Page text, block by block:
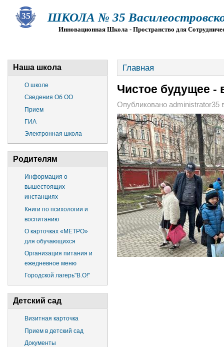
ШКОЛА № 35
Инновационная Школа - Пространство для
Наша школа
О школе
Сведения Об ОО
Прием
ГИА
Электронная школа
Родителям
Информация о
вышестоящих
инстанциях
Книги по психологии и
воспитанию
О карточках «МЕТРО»
для обучающихся
Организация питания и
ежедневное меню
Городской лагерь"В.О!"
Детский сад
Визитная карточка
Прием в детский сад
Документы
Главная
Чистое будущее -
Опубликовано administrator35